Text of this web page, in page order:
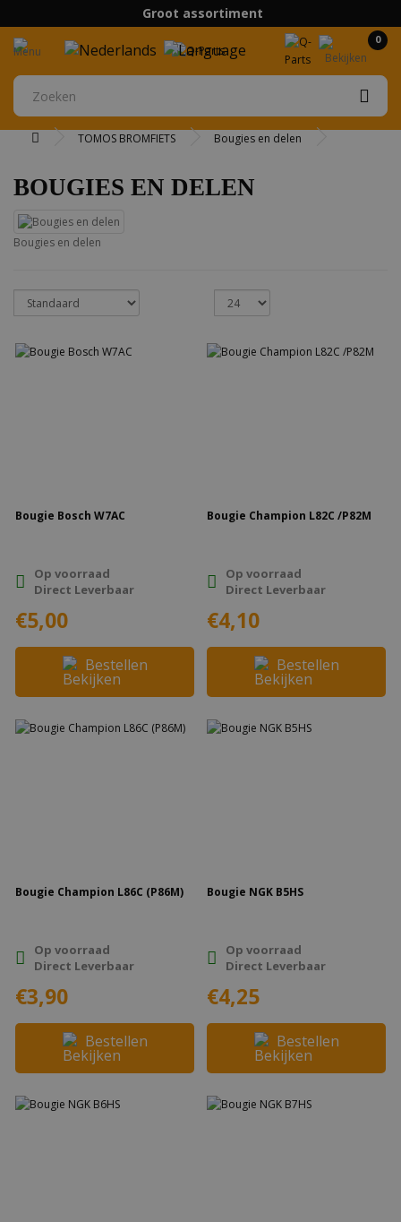
Groot assortiment
Boven 75 euro gratis verzending
0
TOMOS BROMFIETS Bougies en delen
BOUGIES EN DELEN
Bougies en delen
Bougie Bosch W7AC
Op voorraad
Direct Leverbaar
€5,00
Bestellen
Bougie Champion L82C /P82M
Op voorraad
Direct Leverbaar
€4,10
Bestellen
Bougie Champion L86C (P86M)
Op voorraad
Direct Leverbaar
€3,90
Bestellen
Bougie NGK B5HS
Op voorraad
Direct Leverbaar
€4,25
Bestellen